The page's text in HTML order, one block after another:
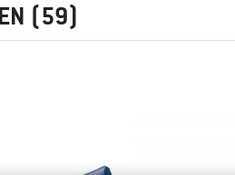
(59)